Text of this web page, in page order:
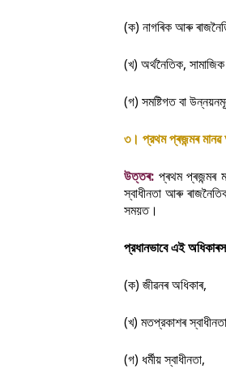
(ক) নাগৰিক আৰু
(খ) অর্থনৈতিক, সামাজিক
(গ) সমষ্টিগত বা
৩। প্রথম প্ৰজন্মৰ মানৱ
উত্তৰ: প্ৰথম প্ৰজন্মৰ
স্বাধীনতা আৰু
সময়ত।
প্রধানভাবে এই
(ক) জীৱনৰ অধিকাৰ,
(খ) মতপ্রকাশৰ স্বাধীনতা
(গ) ধর্মীয় স্বাধীনতা,